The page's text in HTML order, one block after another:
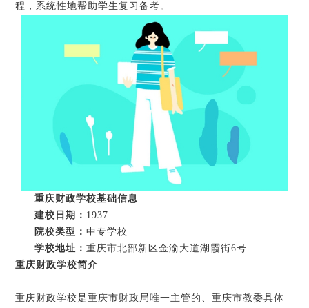
程，系统性地帮助学生复习备考。
重庆财政学校基础信息
建校日期： 1937
院校类型：中专学校
学校地址：重庆市北部新区金渝大道湖霞街6号
重庆财政学校简介
重庆财政学校是重庆市财政局唯一主管的、重庆市教委具体